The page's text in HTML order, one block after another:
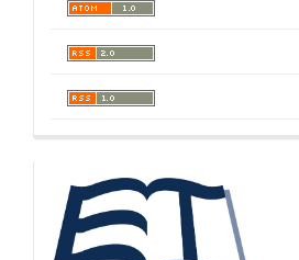
logos